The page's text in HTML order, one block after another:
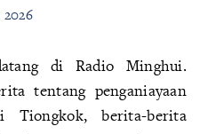
di Radio Minghui.
tentang penganiayaan
Tiongkok, berita-berita